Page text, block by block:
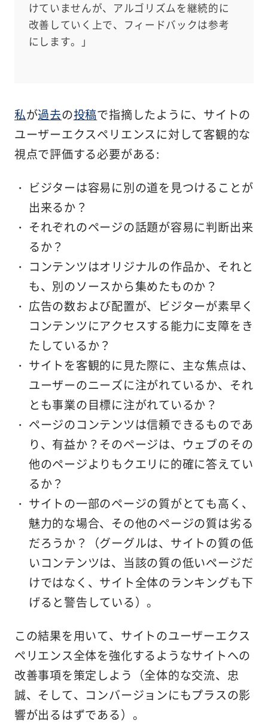
けていませんが、アルゴリズムを継続的に
改善していく上で、フィードバックは参考
にします。」
私が過去の投稿で指摘したように、サイトの
ユーザーエクスペリエンスに対して客観的な
視点で評価する必要がある:
ビジターは容易に別の道を見つけることが
出来るか？
それぞれのページの話題が容易に判断出来
るか？
コンテンツはオリジナルの作品か、それと
も、別のソースから集めたものか？
広告の数および配置が、ビジターが素早く
コンテンツにアクセスする能力に支障をき
たしているか？
サイトを客観的に見た際に、主な焦点は、
ユーザーのニーズに注がれているか、それ
とも事業の目標に注がれているか？
ページのコンテンツは信頼できるものであ
り、有益か？そのページは、ウェブのその
他のページよりもクエリに的確に答えてい
るか？
サイトの一部のページの質がとても高く、
魅力的な場合、その他のページの質は劣る
だろうか？（グーグルは、サイトの質の低
いコンテンツは、当該の質の低いページだ
けではなく、サイト全体のランキングも下
げると警告している）。
この結果を用いて、サイトのユーザーエクス
ペリエンス全体を強化するようなサイトへの
改善事項を策定しよう（全体的な交流、忠
誠、そして、コンバージョンにもプラスの影
響が出るはずである）。